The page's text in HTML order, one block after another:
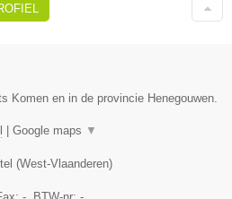
Komen en in de provincie Henegouwen.
Google maps ▼
(West-Vlaanderen)